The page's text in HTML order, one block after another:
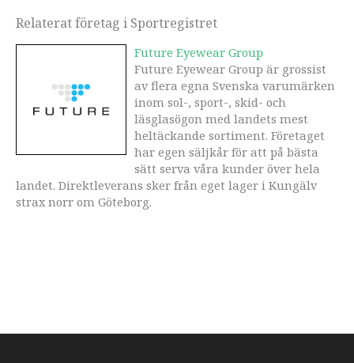
Relaterat företag i Sportregistret
Future Eyewear Group
Future Eyewear Group är grossist
av flera egna Svenska varumärken
inom sol-, sport-, skid- och
läsglasögon med landets mest
heltäckande sortiment. Företaget
har egen säljkår för att på bästa
sätt serva våra kunder över hela
landet. Direktleverans sker från eget lager i Kungälv
strax norr om Göteborg.